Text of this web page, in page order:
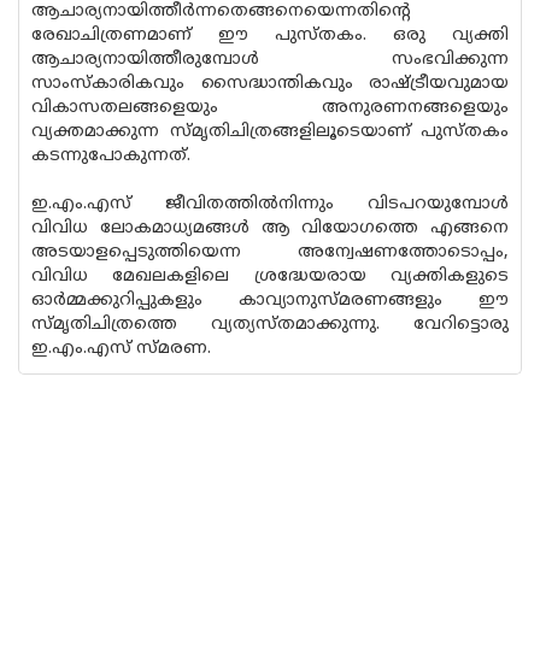
ആചാര്യനായിത്തീര്‍ന്നതെങ്ങനെയെന്നതിന്റെ
രേഖാചിത്രണമാണ് ഈ പുസ്തകം. ഒരു വ്യക്തി
ആചാര്യനായിത്തീരുമ്പോള്‍ സംഭവിക്കുന്ന
സാംസ്‌കാരികവും സൈദ്ധാന്തികവും രാഷ്ട്രീയവുമായ
വികാസതലങ്ങളെയും അനുരണനങ്ങളെയും
വ്യക്തമാക്കുന്ന സ്മൃതിചിത്രങ്ങളിലൂടെയാണ് പുസ്തകം
കടന്നുപോകുന്നത്.
ഇ.എം.എസ് ജീവിതത്തില്‍നിന്നും വിടപറയുമ്പോള്‍
വിവിധ ലോകമാധ്യമങ്ങള്‍ ആ വിയോഗത്തെ എങ്ങനെ
അടയാളപ്പെടുത്തിയെന്ന അന്വേഷണത്തോടൊപ്പം,
വിവിധ മേഖലകളിലെ ശ്രദ്ധേയരായ വ്യക്തികളുടെ
ഓര്‍മ്മക്കുറിപ്പുകളും കാവ്യാനുസ്മരണങ്ങളും ഈ
സ്മൃതിചിത്രത്തെ വ്യത്യസ്തമാക്കുന്നു. വേറിട്ടൊരു
ഇ.എം.എസ് സ്മരണ.